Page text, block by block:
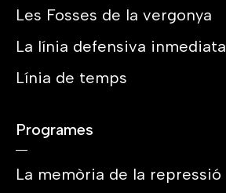
Les Fosses de la vergonya
La línia defensiva inmediata
Línia de temps
Programes
La memòria de la repressió